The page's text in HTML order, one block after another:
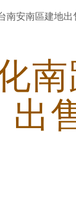
南安南區建地出
出